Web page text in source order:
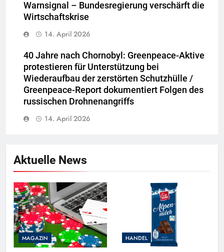
Warnsignal – Bundesregierung verschärft die
Wirtschaftskrise
14. April 2026
40 Jahre nach Chornobyl: Greenpeace-Aktive
protestieren für Unterstützung bei
Wiederaufbau der zerstörten Schutzhülle /
Greenpeace-Report dokumentiert Folgen des
russischen Drohnenangriffs
14. April 2026
Aktuelle News
MAGAZIN HANDEL